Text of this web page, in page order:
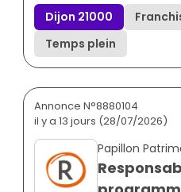
Dijon 21000
Temps plein
Annonce N°8880104
il y a 13 jours (28/07/2026)
Papillon